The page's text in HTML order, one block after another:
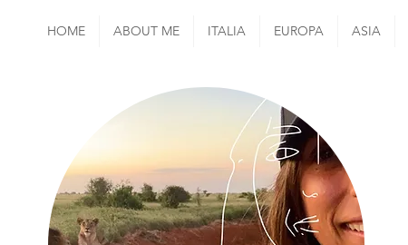
HOME ABOUT ME ITALIA EUROPA ASIA